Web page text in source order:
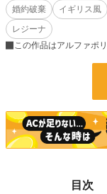
セラフィナを疎んでいた
亡。
ところがその潜伏先で名
れた挙げ句にこうプロポ
オトナでちょっと皮肉屋
ーとヒューマンドラマも
★本編完結しました。以
させていただきます。
☆キス以上の性行為があ
☆重複投稿。ただし、こ
婚約破棄
イギリス風
レジーナ
この作品はアルファポ
目次